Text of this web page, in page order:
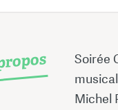
Soirée
Michel